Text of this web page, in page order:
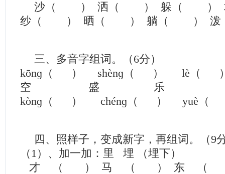
沙（ ） 洒（ ） 躲（ ）
纱（ ） 晒（ ） 躺（ ）
三、多音字组词。（6分）
kōnɡ（ ） shènɡ（ ） lè（
空 盛 乐
kònɡ（ ） chénɡ（ ） yuè（
四、照样子，变成新字，再组词。（9
（1）、加一加：里 埋 （埋下）
才 （ ） 马 （ ） 东 （